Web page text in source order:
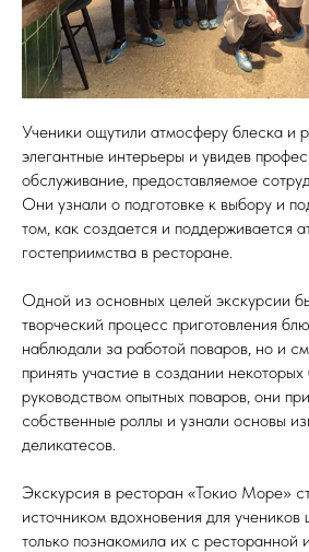
Ученики ощутили атмосферу блеска и
элегантные интерьеры и увидев
обслуживание, предоставляемое
Они узнали о подготовке к выбору и
том, как создается и поддерживается
гостеприимства в ресторане.
Одной из основных целей экскурсии
творческий процесс приготовления
наблюдали за работой поваров, но и
принять участие в создании
руководством опытных поваров, они
собственные роллы и узнали основы
деликатесов.
Экскурсия в ресторан «Токио Море»
источником вдохновения для
только познакомила их с ресторанной